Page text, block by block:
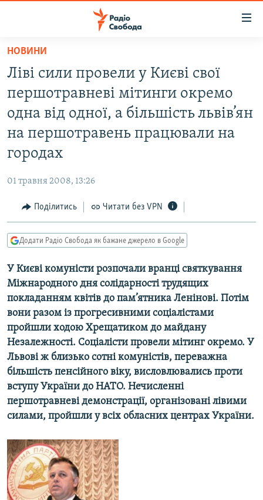
Перейти
основного
матеріалу
Перейти
до
основної
навігації
Перейти
до
СТАТТІ
СПОРТ
УКРАЇНА
РОСІЙСЬКА «ФІЛЬТРАЦІЯ»
КРИМ.РЕАЛІЇ
ТИ ЯК?
СХЕМИ
МУЛЬТИМЕДІА
ФОТО
СПЕЦПРОЄКТИ
ПОДКАСТИ
КРИМ РЕАЛІЇ
РУС
УКР
ДОЛУЧАЙСЯ!
НОВИНИ
Ліві сили провели у Києві свої
першотравневі мітинги окремо
одна від одної, а більшість львів’ян
на першотравень працювали на
городах
01 травня 2008, 13:26
Поділитись Читати без VPN
Додати Радіо Свобода як бажане джерело в Google
У Києві комуністи розпочали вранці святкування
Міжнародного дня солідарності трудящих
покладанням квітів до пам’ятника Ленінові. Потім
вони разом із прогресивними соціалістами
пройшли ходою Хрещатиком до майдану
Незалежності. Соціалісти провели мітинг окремо. У
Львові ж близько сотні комуністів, переважна
більшість пенсійного віку, висловлювались проти
вступу України до НАТО. Нечисленні
першотравневі демонстрації, організовані лівими
силами, пройшли у всіх обласних центрах України.